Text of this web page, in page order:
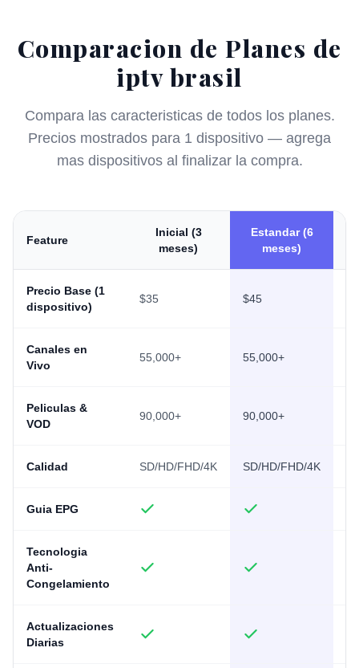
Comparacion de Planes de
iptv brasil
Compara las caracteristicas de todos los planes.
Precios mostrados para 1 dispositivo — agrega
mas dispositivos al finalizar la compra.
Feature
Inicial (3
meses)
Estandar (6
meses)
Precio Base (1
dispositivo)
$35 $45
Canales en
Vivo
55,000+ 55,000+
Peliculas &
VOD
90,000+ 90,000+
Calidad SD/HD/FHD/4K SD/HD/FHD/4K
Guia EPG
Tecnologia
Anti-
Congelamiento
Actualizaciones
Diarias